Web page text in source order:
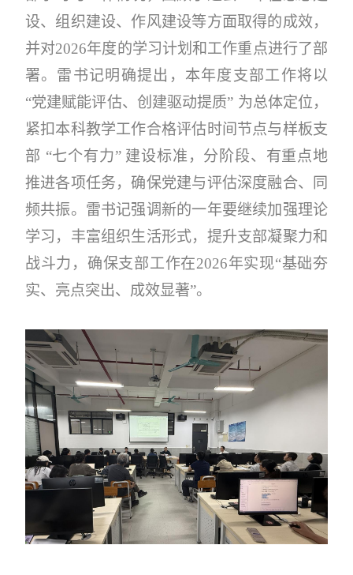
设、组织建设、作风建设等方面取得的成效，
并对2026年度的学习计划和工作重点进行了部
署。 雷书记明确提出，本年度支部工作将以
“党建赋能评估、创建驱动提质” 为总体定位，
紧扣本科教学工作合格评估时间节点与样板支
部 “七个有力” 建设标准，分阶段、有重点地
推进各项任务，确保党建与评估深度融合、同
频共振。 雷书记强调新的一年要继续加强理论
学习，丰富组织生活形式，提升支部凝聚力和
战斗力，确保支部工作在2026年实现“基础夯
实、亮点突出、成效显著”。